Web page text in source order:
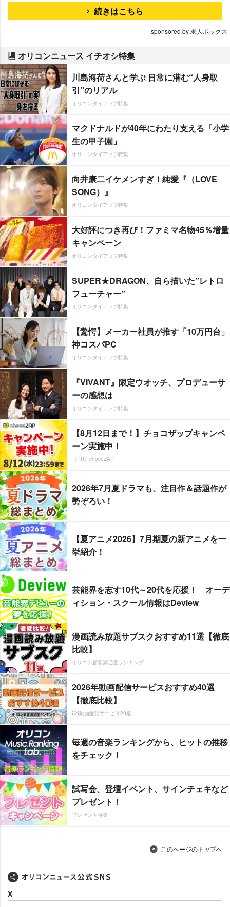
続きはこちら
sponsored by 求人ボックス
オリコンニュース イチオシ特集
川島海荷さんと学ぶ 日常に潜む“人身取
引”のリアル
オリコンタイアップ特集
マクドナルドが40年にわたり支える「小学
生の甲子園」
オリコンタイアップ特集
向井康二イケメンすぎ！純愛『（LOVE
SONG）』
オリコンタイアップ特集
大好評につき再び！ファミマ名物45％増量
キャンペーン
オリコンタイアップ特集
SUPER★DRAGON、自ら描いた”レトロ
フューチャー”
オリコンタイアップ特集
【驚愕】メーカー社員が推す「10万円台」
神コスパPC
オリコンタイアップ特集
『VIVANT』限定ウオッチ、プロデューサ
ーの感想は
オリコンタイアップ特集
【8月12日まで！】チョコザップキャンペ
ーン実施中！
（PR）chocoZAP
2026年7月夏ドラマも、注目作＆話題作が
勢ぞろい！
【夏アニメ2026】7月期夏の新アニメを一
挙紹介！
芸能界を志す10代～20代を応援！ オーデ
ィション・スクール情報はDeview
漫画読み放題サブスクおすすめ11選【徹底
比較】
オリコン顧客満足度ランキング
2026年動画配信サービスおすすめ40選
【徹底比較】
CS動画配信サービス20選
毎週の音楽ランキングから、ヒットの推移
をチェック！
試写会、登壇イベント、サインチェキなど
プレゼント！
プレゼント特集
このページのトップへ
X